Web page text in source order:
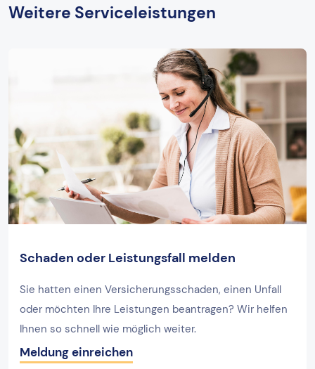
Weitere Serviceleistungen
Schaden oder Leistungsfall melden
Sie hatten einen Versicherungsschaden, einen Unfall
oder möchten Ihre Leistungen beantragen? Wir helfen
Ihnen so schnell wie möglich weiter.
Meldung einreichen